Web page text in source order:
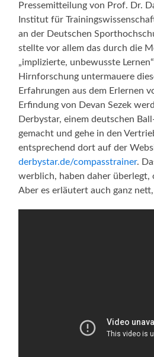
Pressemitteilung von Prof. Dr.
Institut für
an der Deutschen
stellte vor allem das durch die
„implizierte, unbewusste
Hirnforschung untermauere
Erfahrungen aus dem Erlernen
Erfindung von Devan Sezek
Derbystar, einem deutschen
gemacht und gehe in den
entsprechend dort auf der
derbystar.de/compasstrainer.
werblich, haben daher überlegt,
Aber es erläutert auch ganz